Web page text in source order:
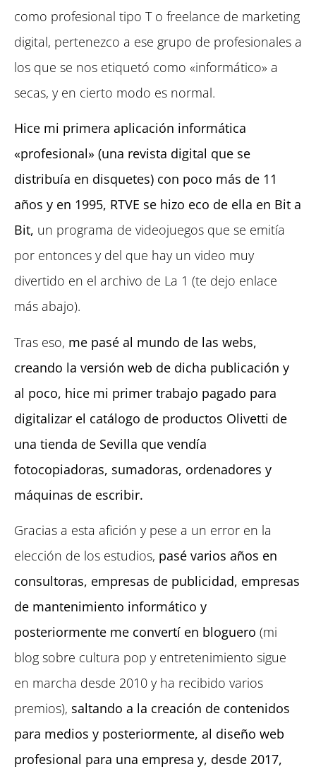
como profesional tipo T o freelance de marketing
digital, pertenezco a ese grupo de profesionales a
los que se nos etiquetó como «informático» a
secas, y en cierto modo es normal.
Hice mi primera aplicación informática
«profesional» (una revista digital que se
distribuía en disquetes) con poco más de 11
años y en 1995, RTVE se hizo eco de ella en Bit a
Bit, un programa de videojuegos que se emitía
por entonces y del que hay un video muy
divertido en el archivo de La 1 (te dejo enlace
más abajo).
Tras eso, me pasé al mundo de las webs,
creando la versión web de dicha publicación y
al poco, hice mi primer trabajo pagado para
digitalizar el catálogo de productos Olivetti de
una tienda de Sevilla que vendía
fotocopiadoras, sumadoras, ordenadores y
máquinas de escribir.
Gracias a esta afición y pese a un error en la
elección de los estudios, pasé varios años en
consultoras, empresas de publicidad, empresas
de mantenimiento informático y
posteriormente me convertí en bloguero (mi
blog sobre cultura pop y entretenimiento sigue
en marcha desde 2010 y ha recibido varios
premios), saltando a la creación de contenidos
para medios y posteriormente, al diseño web
profesional para una empresa y, desde 2017,